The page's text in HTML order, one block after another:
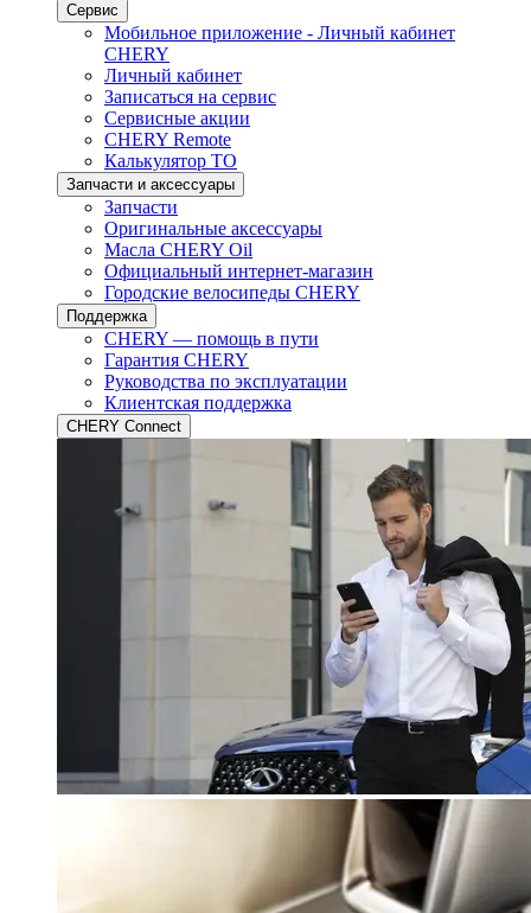
Сервис
Мобильное приложение - Личный кабинет
CHERY
Личный кабинет
Записаться на сервис
Сервисные акции
CHERY Remote
Калькулятор ТО
Запчасти и аксессуары
Запчасти
Оригинальные аксессуары
Масла CHERY Oil
Официальный интернет-магазин
Городские велосипеды CHERY
Поддержка
CHERY — помощь в пути
Гарантия CHERY
Руководства по эксплуатации
Клиентская поддержка
CHERY Connect